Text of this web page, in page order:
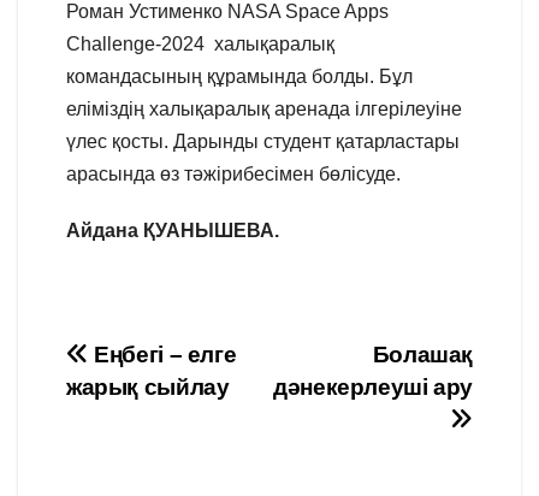
Роман Устименко NASA Space Apps
Challenge-2024 халықаралық
командасының құрамында болды. Бұл
еліміздің халықаралық аренада ілгерілеуіне
үлес қосты. Дарынды студент қатарластары
арасында өз тәжірибесімен бөлісуде.
Айдана ҚУАНЫШЕВА.
Навигация
по
Болашақ
дәнекерлеуші ару
Еңбегі – елге
жарық сыйлау